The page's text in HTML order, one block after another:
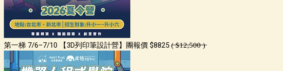
第一梯 7/6–7/10 【3D列印筆設計營】團報價 $8825 (̶ ̶$̶1̶̶̶2̶,̶̶̶5̶0̶̶̶0̶̶̶ ̶)̶